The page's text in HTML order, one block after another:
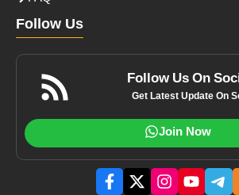
Follow Us
Follow Us On
Get Latest Update On
Join Now